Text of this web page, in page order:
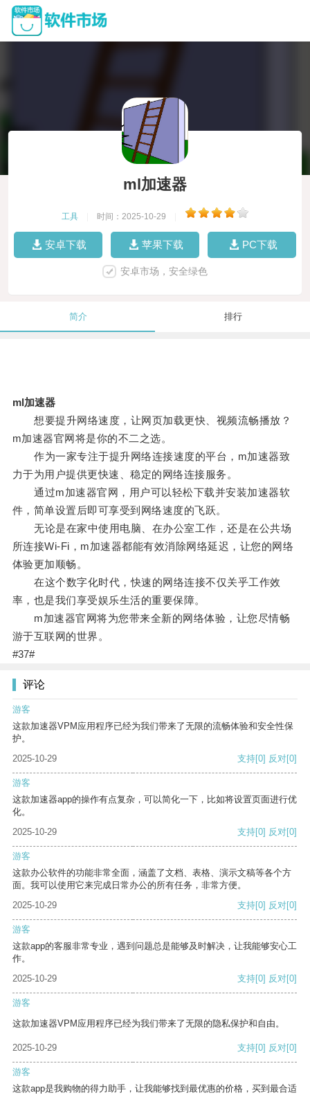
ml加速器
工具 时间：2025-10-29
安卓下载 苹果下载 PC下载
安卓市场，安全绿色
简介 排行
ml加速器
想要提升网络速度，让网页加载更快、视频流畅播放？
m加速器官网将是你的不二之选。
作为一家专注于提升网络连接速度的平台，m加速器致
力于为用户提供更快速、稳定的网络连接服务。
通过m加速器官网，用户可以轻松下载并安装加速器软
件，简单设置后即可享受到网络速度的飞跃。
无论是在家中使用电脑、在办公室工作，还是在公共场
所连接Wi-Fi，m加速器都能有效消除网络延迟，让您的网络
体验更加顺畅。
在这个数字化时代，快速的网络连接不仅关乎工作效
率，也是我们享受娱乐生活的重要保障。
m加速器官网将为您带来全新的网络体验，让您尽情畅
游于互联网的世界。
#37#
评论
游客
这款加速器VPM应用程序已经为我们带来了无限的流畅体验和安全性保
护。
2025-10-29
支持[0] 反对[0]
游客
这款加速器app的操作有点复杂，可以简化一下，比如将设置页面进行优
化。
2025-10-29
支持[0] 反对[0]
游客
这款办公软件的功能非常全面，涵盖了文档、表格、演示文稿等各个方
面。我可以使用它来完成日常办公的所有任务，非常方便。
2025-10-29
支持[0] 反对[0]
游客
这款app的客服非常专业，遇到问题总是能够及时解决，让我能够安心工
作。
2025-10-29
支持[0] 反对[0]
游客
这款加速器VPM应用程序已经为我们带来了无限的隐私保护和自由。
2025-10-29 支持[0] 反对[0]
游客
这款app是我购物的得力助手，让我能够找到最优惠的价格，买到最合适